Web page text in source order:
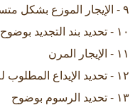
٩ - الإيجار الموزع بشكل متساوي على مدة الإيجار
١٠ - تحديد بند التجديد بوضوح
١١ - الإيجار المرن
١٢ - تحديد الإيداع المطلوب للإيجار بوضوح
١٣ - تحديد الرسوم بوضوح